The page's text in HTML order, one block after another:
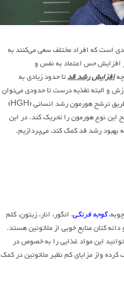
است که افراد مختلف سعی می‌کنند به
افزایش حس اعتماد به نفس و
افزایش رشد قدتا حدود زیادی به
و البته تغذیه درست تا حدودی می‌توان
به این امر و به قدی مناسب دست یافت. این امر از طریق ترشح هورمون رشد انسانی (HGH)
نوع هورمون را تحریک کند. در این
گوجه فرنگی، انگور، انار، زیتون، کلم
دانه کتان منابع خوبی از ملاتونین هستد.
این مواد غذایی را به خصوص در
واز مزایای کم نظیر ملاتونین در کمک